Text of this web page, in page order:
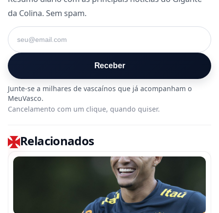
da Colina. Sem spam.
Seu e-mail
Receber
Cancelamento com um clique, quando quiser.
Relacionados